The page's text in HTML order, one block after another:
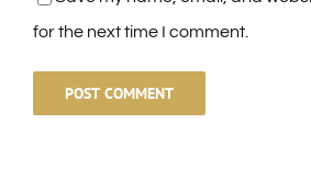
for the next time I comment.